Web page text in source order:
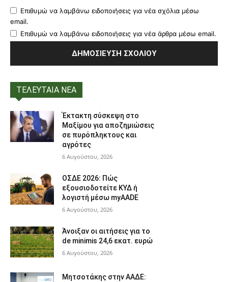
Επιθυμώ να λαμβάνω ειδοποιήσεις για νέα σχόλια μέσω
email.
Επιθυμώ να λαμβάνω ειδοποιήσεις για νέα άρθρα μέσω email.
ΤΕΛΕΥΤΑΙΑ ΝΕΑ
Έκτακτη σύσκεψη στο
Μαξίμου για αποζημιώσεις
σε πυρόπληκτους και
αγρότες
6 Αυγούστου, 2026
ΟΣΔΕ 2026: Πώς
εξουσιοδοτείτε ΚΥΔ ή
λογιστή μέσω myAADE
6 Αυγούστου, 2026
Άνοιξαν οι αιτήσεις για το
de minimis 24,6 εκατ. ευρώ
6 Αυγούστου, 2026
Μητσοτάκης στην ΑΑΔΕ: